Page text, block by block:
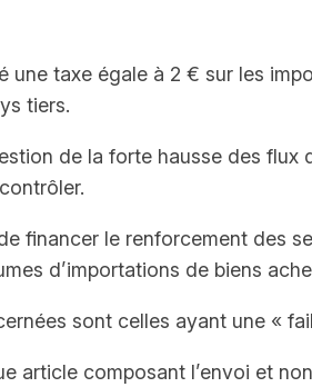
une taxe égale à 2 € sur les
tiers.
de la forte hausse des
financer le renforcement des
d’importations de biens
sont celles ayant une «
article composant l’envoi et